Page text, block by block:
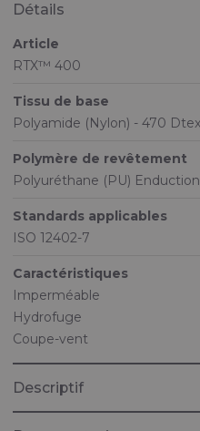
Détails
Article
RTX™ 400
Tissu de base
Polyamide (Nylon) - 470 Dtex
Polymère de revêtement
Polyuréthane (PU) Enduction
Standards applicables
ISO 12402-7
Caractéristiques
Imperméable
Hydrofuge
Coupe-vent
Descriptif